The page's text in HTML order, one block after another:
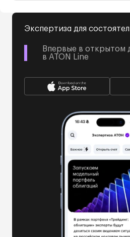
Экспертиза для
Впервые в открытом
в ATON Line